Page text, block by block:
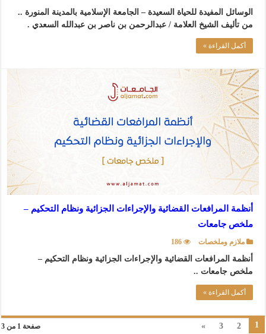
الوسائل المفيدة للحياة السعيدة – الجامعة الإسلامية بالمدينة المنورة ..
من تأليف الشيخ العلامة / عبدالرحمن بن ناصر بن عبدالله السعدي .
أكمل القراءة »
أنظمة المرافعات القضائية والإجراءات الجزائية ونظام التحكيم –
ملخص جامعات
ملازم وملخصات 186
أنظمة المرافعات القضائية والإجراءات الجزائية ونظام التحكيم –
ملخص جامعات ..
أكمل القراءة »
صفحة 1 من 3 1
2
3
»